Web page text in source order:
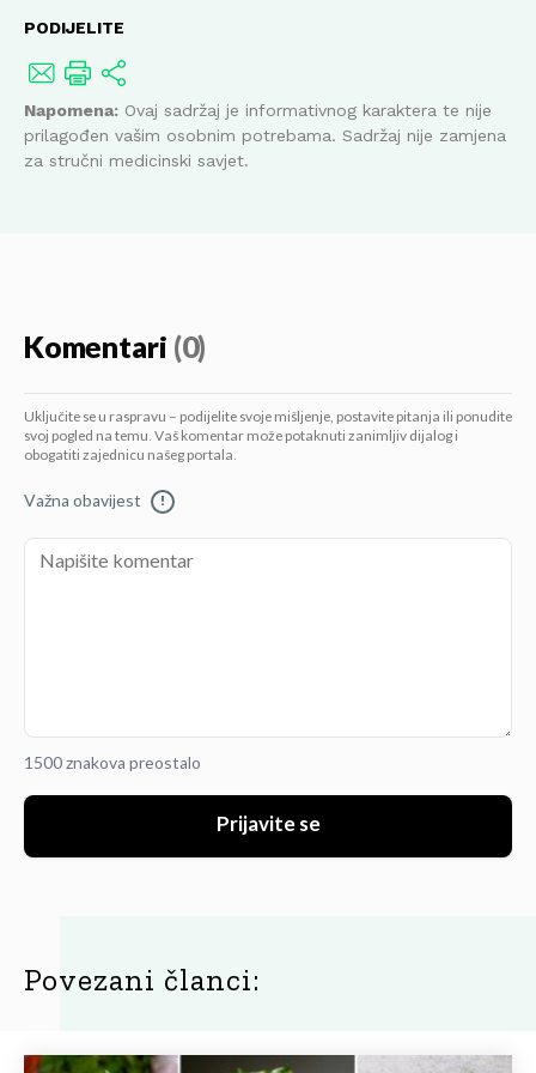
PODIJELITE
Napomena: Ovaj sadržaj je informativnog karaktera te nije
prilagođen vašim osobnim potrebama. Sadržaj nije zamjena
za stručni medicinski savjet.
Komentari (0)
Uključite se u raspravu – podijelite svoje mišljenje, postavite pitanja ili ponudite
svoj pogled na temu. Vaš komentar može potaknuti zanimljiv dijalog i
obogatiti zajednicu našeg portala.
Važna obavijest !
1500 znakova preostalo
Prijavite se
Povezani članci: